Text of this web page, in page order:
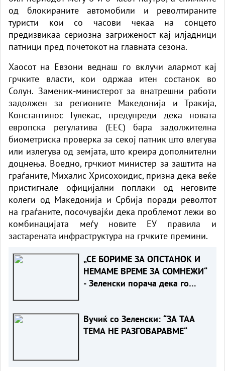
од блокираните автомобили и револтираните
туристи кои со часови чекаа на сонцето
предизвикаа сериозна загриженост кај илјадници
патници пред почетокот на главната сезона.
Хаосот на Евзони веднаш го вклучи алармот кај
грчките власти, кои одржаа итен состанок во
Солун. Заменик-министерот за внатрешни работи
задолжен за регионите Македонија и Тракија,
Константинос Гулекас, предупреди дека новата
европска регулатива (ЕЕС) бара задолжителна
биометриска проверка за секој патник што влегува
или излегува од земјата, што креира дополнителни
доцнења. Воедно, грчкиот министер за заштита на
граѓаните, Михалис Хрисохоидис, призна дека веќе
пристигнале официјални поплаки од неговите
колеги од Македонија и Србија поради револтот
на граѓаните, посочувајќи дека проблемот лежи во
комбинацијата меѓу новите ЕУ правила и
застарената инфраструктура на грчките премини.
„СЕ БОРИМЕ ЗА ОПСТАНОК И
НЕМАМЕ ВРЕМЕ ЗА СОМНЕЖИ“
- Зеленски порача дека го
Вучиќ со Зеленски: “ЗА ТАА
ТЕМА НЕ РАЗГОВАРАВМЕ“